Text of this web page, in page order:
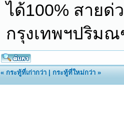
ได้100% สายด่
กรุงเทพฯปริม
«กระทู้ที่เก่ากว่า |กระทู้ที่ใหม่กว่า »